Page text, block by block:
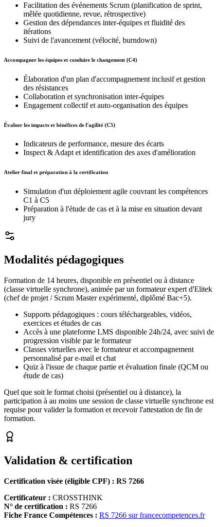
Facilitation des événements Scrum (planification de sprint,
mêlée quotidienne, revue, rétrospective)
Gestion des dépendances inter-équipes et fluidité des
itérations
Suivi de l'avancement (vélocité, burndown)
Accompagner les équipes et conduire le changement (C4)
Élaboration d'un plan d'accompagnement inclusif et gestion
des résistances
Collaboration et synchronisation inter-équipes
Engagement collectif et auto-organisation des équipes
Évaluer les impacts et bénéfices de l'agilité (C5)
Indicateurs de performance, mesure des écarts
Inspect & Adapt et identification des axes d'amélioration
Atelier final et préparation à la certification
Simulation d'un déploiement agile couvrant les compétences
C1 à C5
Préparation à l'étude de cas et à la mise en situation devant
jury
Modalités pédagogiques
Formation de 14 heures, disponible en présentiel ou à distance
(classe virtuelle synchrone), animée par un formateur expert d'Elitek
(chef de projet / Scrum Master expérimenté, diplômé Bac+5).
Supports pédagogiques : cours téléchargeables, vidéos,
exercices et études de cas
Accès à une plateforme LMS disponible 24h/24, avec suivi de
progression visible par le formateur
Classes virtuelles avec le formateur et accompagnement
personnalisé par e-mail et chat
Quiz à l'issue de chaque partie et évaluation finale (QCM ou
étude de cas)
Quel que soit le format choisi (présentiel ou à distance), la
participation à au moins une session de classe virtuelle synchrone est
requise pour valider la formation et recevoir l'attestation de fin de
formation.
Validation & certification
Certification visée (éligible CPF) : RS 7266
Certificateur : CROSSTHINK
N° de certification : RS 7266
Fiche France Compétences : RS 7266 sur francecompetences.fr